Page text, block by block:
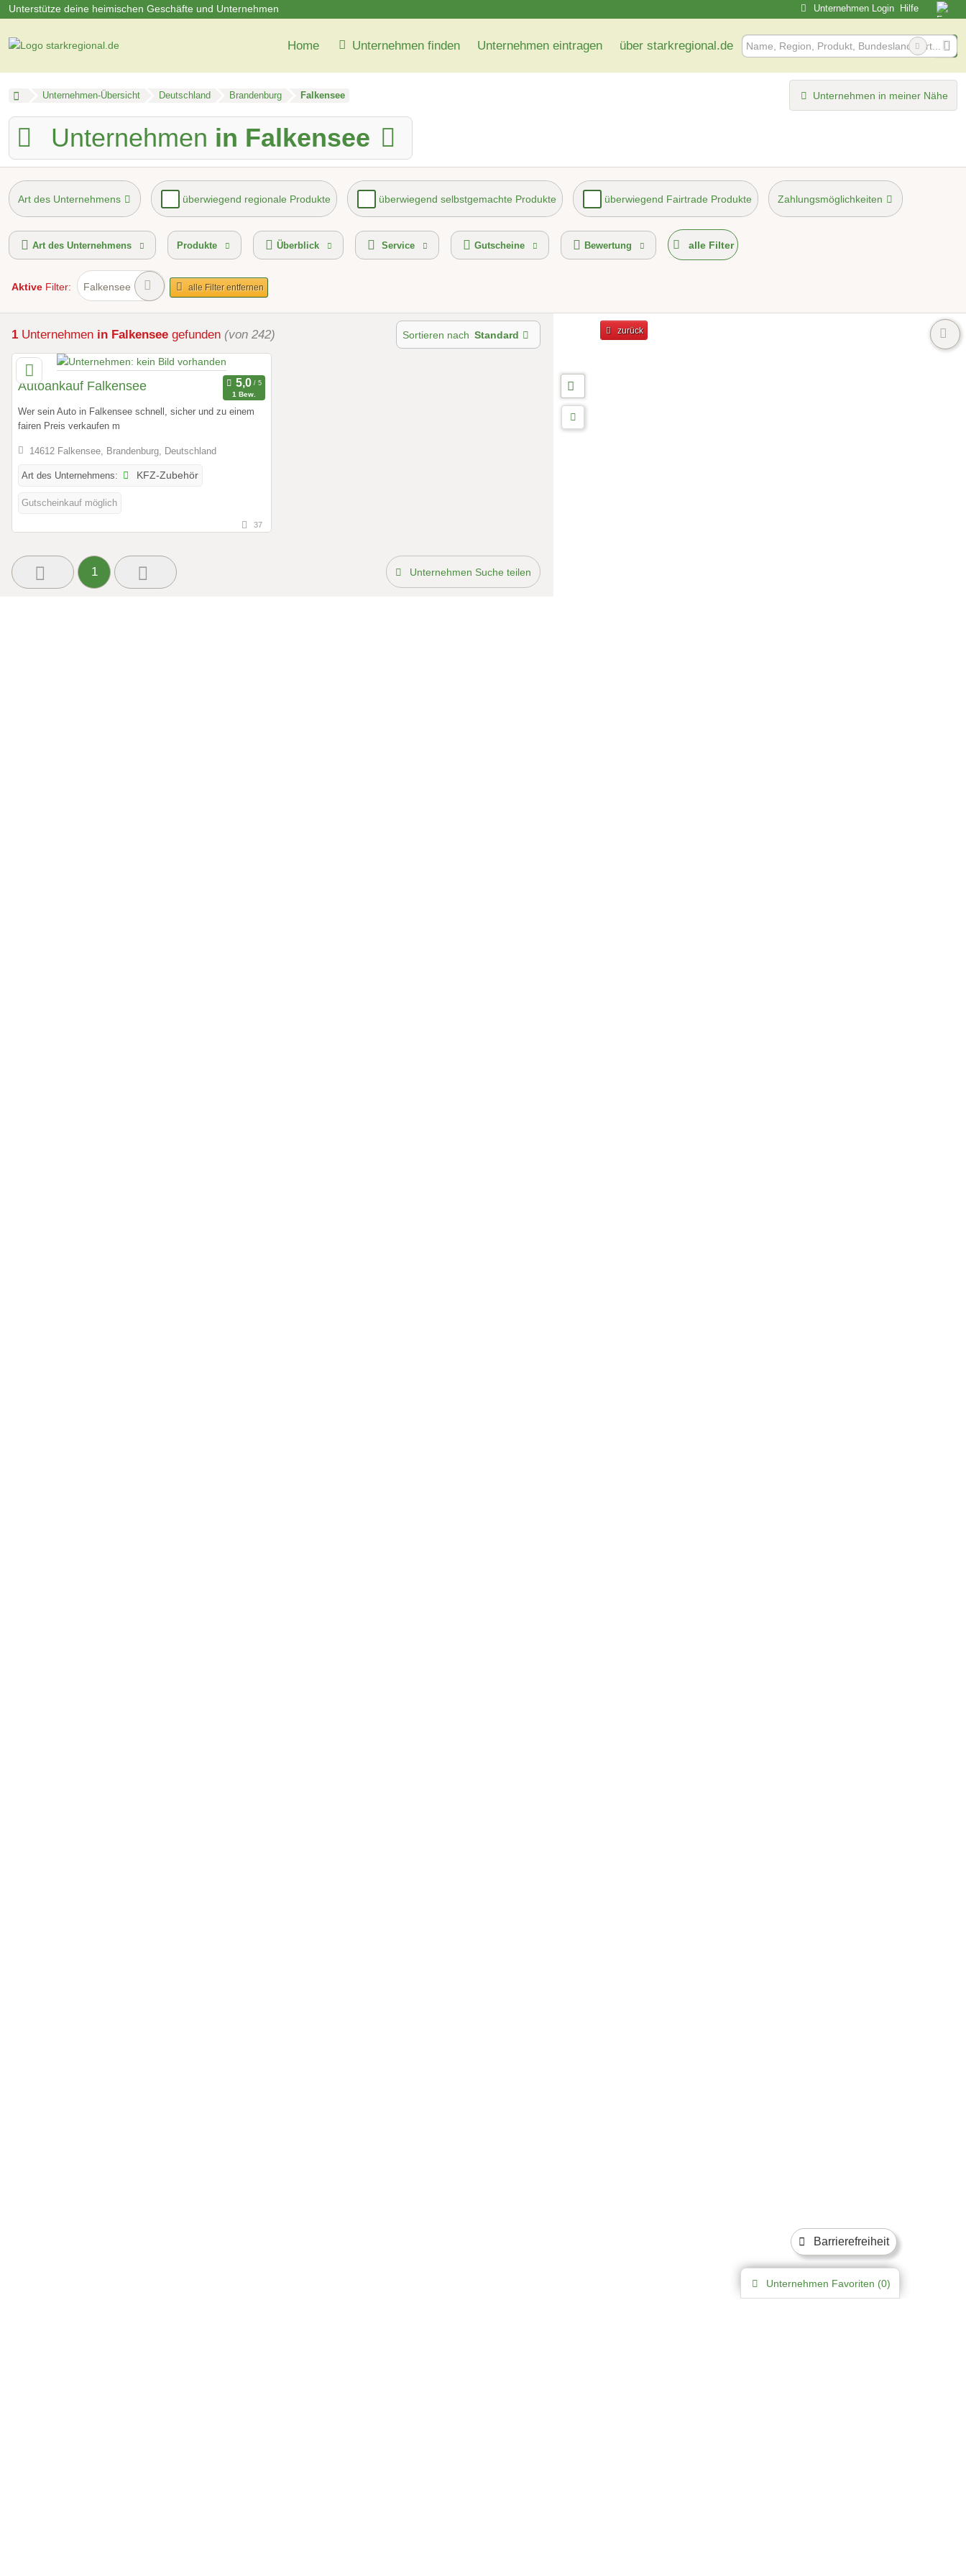
Unterstütze deine heimischen Geschäfte und Unternehmen
Barrierefreiheit
Unternehmen Login Hilfe
Home Unternehmen finden Unternehmen eintragen über starkregional.de
Unternehmen-Übersicht Deutschland Brandenburg Falkensee Unternehmen in meiner Nähe
Unternehmen in Falkensee
Art des Unternehmens überwiegend regionale Produkte überwiegend selbstgemachte Produkte überwiegend Fairtrade Produkte Zahlungsmöglichkeiten
Mindestbestellwert Lieferservice Hol- und Bringservice kontaktlose Selbstabholung Gutscheinkauf möglich
Art des Unternehmens Produkte Überblick Service Gutscheine Bewertung alle Filter
Aktive Filter: Falkensee alle Filter entfernen
1 Unternehmen in Falkensee gefunden (von 242) Sortieren nach Standard
Autoankauf Falkensee
1 Bew.
Wer sein Auto in Falkensee schnell, sicher und zu einem
fairen Preis verkaufen m
14612 Falkensee, Brandenburg, Deutschland
Art des Unternehmens: KFZ-Zubehör
Gutscheinkauf möglich
37
1 Unternehmen Suche teilen
Unternehmen Favoriten (0)
zurück